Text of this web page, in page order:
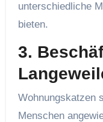
unterschiedliche
bieten.
3.
Wohnungskatzen
Menschen